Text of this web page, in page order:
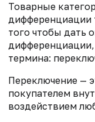
Товарные
дифференциации
того чтобы дать
дифференциации,
термина:
Переключение —
покупателем
воздействием